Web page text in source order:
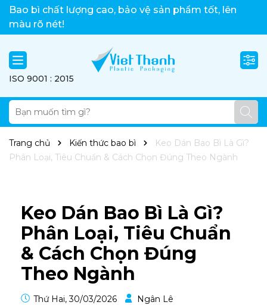
Việt Thành xin chào!
Bao bì chất lượng cao, bảo vệ sản phẩm tốt, lên
màu rõ nét!
ISO 9001 : 2015
Trang chủ Kiến thức bao bì
Keo Dán Bao Bì Là Gì?
Phân Loại, Tiêu Chuẩn & Cách Chọn Đúng Theo Ngành
Keo Dán Bao Bì Là Gì?
Phân Loại, Tiêu Chuẩn
& Cách Chọn Đúng
Theo Ngành
Thứ Hai, 30/03/2026 Ngân Lê